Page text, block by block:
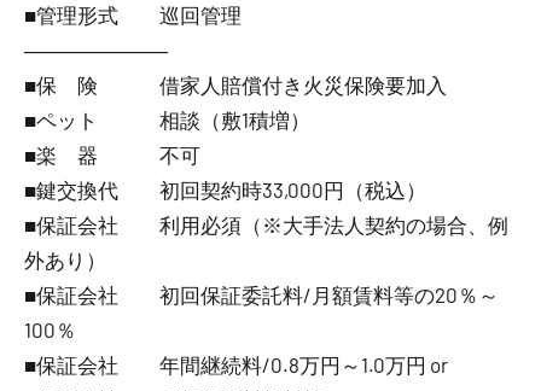
■管理形式 巡回管理
―――――――
■保 険 借家人賠償付き火災保険要加入
■ペット 相談（敷1積増）
■楽 器 不可
■鍵交換代 初回契約時33,000円（税込）
■保証会社 利用必須（※大手法人契約の場合、例
外あり）
■保証会社 初回保証委託料/月額賃料等の20％～
100％
■保証会社 年間継続料/0.8万円～1.0万円 or